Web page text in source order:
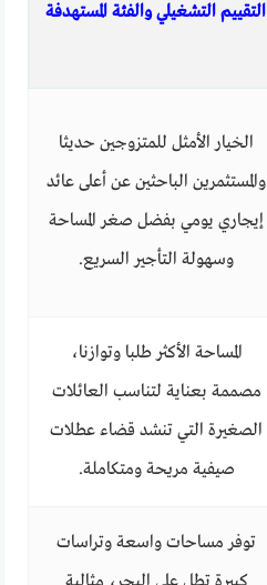
التقييم التشغيلي والفئة المستهدفة
الخيار الأمثل للمتزوجين حديثا
والمستثمرين الباحثين عن أعلى عائد
إيجاري يومي بفضل صغر المساحة
وسهولة التأجير السريع.
المساحة الأكثر طلبا وتوازنا،
مصممة بعناية لتناسب العائلات
الصغيرة التي تنشد قضاء عطلات
صيفية مريحة ومتكاملة.
توفر مساحات واسعة وتراسات